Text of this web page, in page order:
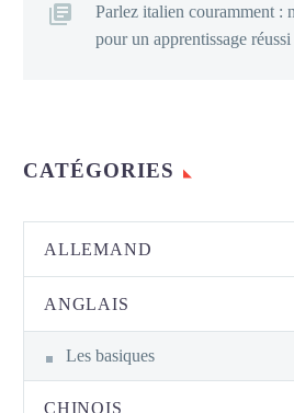
Parlez italien couramment :
pour un apprentissage réussi
CATÉGORIES
ALLEMAND
ANGLAIS
Les basiques
CHINOIS